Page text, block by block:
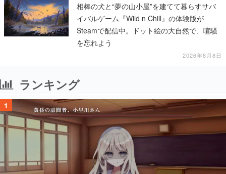
相棒の犬と“夢の山小屋”を建てて暮らすサバ
イバルゲーム『Wild n Chill』の体験版が
Steamで配信中。ドット絵の大自然で、喧騒
を忘れよう
2026年8月8日
ランキング
1